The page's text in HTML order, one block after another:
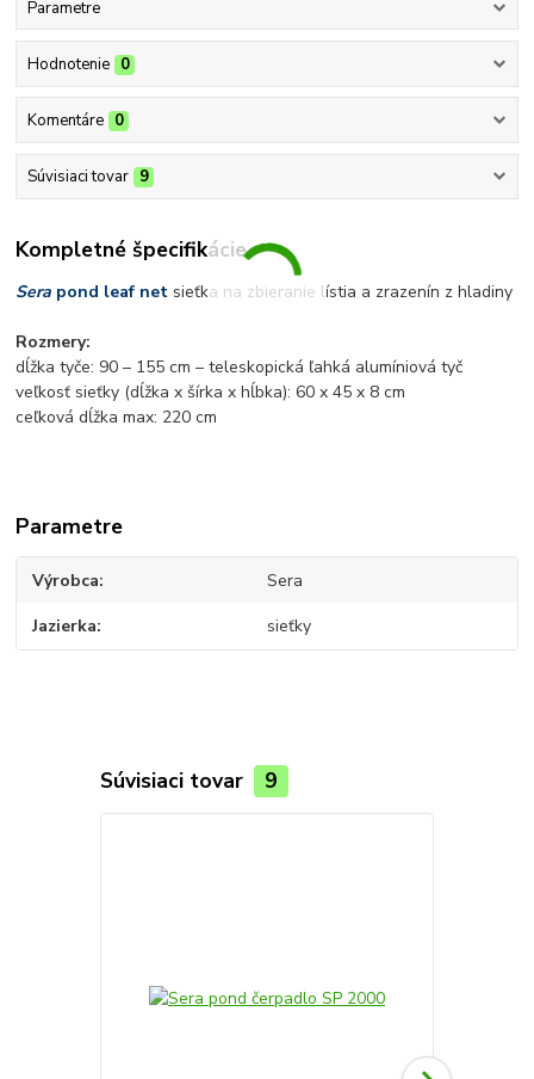
Parametre
Hodnotenie 0
Komentáre 0
Súvisiaci tovar 9
Kompletné špecifikácie
Sera pond leaf net sieťka na zbieranie lístia a zrazenín z hladiny
Rozmery:
dĺžka tyče: 90 – 155 cm – teleskopická ľahká alumíniová tyč
veľkosť sieťky (dĺžka x šírka x hĺbka): 60 x 45 x 8 cm
ceľková dĺžka max: 220 cm
Parametre
Výrobca Sera
Jazierka sieťky
Súvisiaci tovar 9